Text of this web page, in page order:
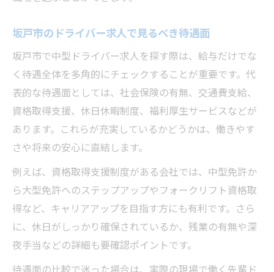
キャリアアップを見据えた求人選びのポイ
ント
坂戸市のドライバー求人で見るべき待遇面
坂戸市で中型ドライバー求人を探す際は、給与だけでな
く待遇全体を多角的にチェックすることが重要です。代
表的な待遇面としては、社会保険の有無、交通費支給、
資格取得支援、休日休暇制度、福利厚生サービスなどが
あります。これらが充実しているかどうかは、働きやす
さや将来の安心に直結します。
例えば、資格取得支援制度がある会社では、中型免許か
ら大型免許へのステップアップやフォークリフト資格取
得など、キャリアアップを目指す方にも有利です。さら
に、休日がしっかり確保されているか、残業の有無や深
夜手当などの詳細も要確認ポイントです。
待遇面の比較で迷った場合は、実際の現場で働く先輩ド